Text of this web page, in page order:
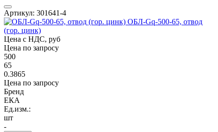
Артикул: 301641-4
ОБЛ-Gq-500-65, отвод
(гор. цинк)
Цена с НДС, руб
Цена по запросу
500
65
0.3865
Цена по запросу
Бренд
ЕКА
Ед.изм.:
шт
-